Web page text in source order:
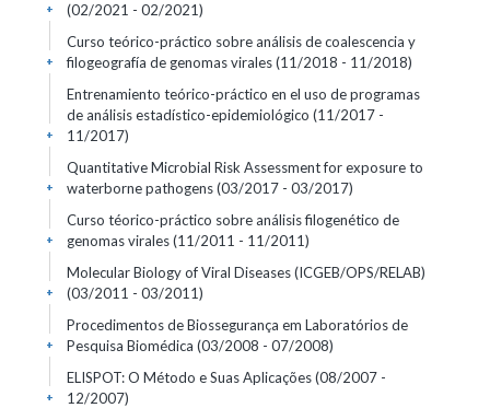
(02/2021 - 02/2021)
+
Curso teórico-práctico sobre análisis de coalescencia y
filogeografía de genomas virales(11/2018 - 11/2018)
+
Entrenamiento teórico-práctico en el uso de programas
de análisis estadístico-epidemiológico (11/2017 -
11/2017)
+
Quantitative Microbial Risk Assessment for exposure to
waterborne pathogens(03/2017 - 03/2017)
+
Curso téorico-práctico sobre análisis filogenético de
genomas virales(11/2011 - 11/2011)
+
Molecular Biology of Viral Diseases (ICGEB/OPS/RELAB)
(03/2011 - 03/2011)
+
Procedimentos de Biossegurança em Laboratórios de
Pesquisa Biomédica (03/2008 - 07/2008)
+
ELISPOT: O Método e Suas Aplicações(08/2007 -
12/2007)
+